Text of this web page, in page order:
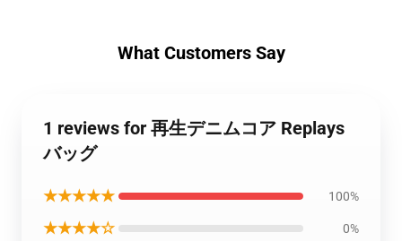
What Customers Say
1 reviews for 再生デニムコア Replays
バッグ
★★★★★ 100%
★★★★☆ 0%